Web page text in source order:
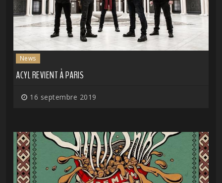
News
ACYL REVIENT À PARIS
16 septembre 2019